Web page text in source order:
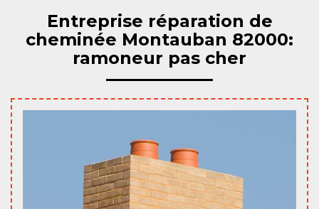
Entreprise réparation de
cheminée Montauban 82000:
ramoneur pas cher